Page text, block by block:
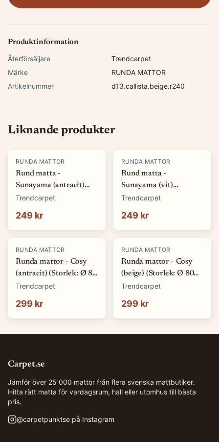
Produktinformation
Återförsäljare
Trendcarpet
Märke
RUNDA MATTOR
Artikelnummer
d13.callista.beige.r240
Liknande produkter
RUNDA MATTOR
Rund matta -
Sunayama (antracit)
(Storlek: Ø 80 cm)
Trendcarpet
249 kr
RUNDA MATTOR
Rund matta -
Sunayama (vit)
(Storlek: Ø 80 cm)
Trendcarpet
249 kr
RUNDA MATTOR
Runda mattor - Cosy
(antracit) (Storlek: Ø 80
cm)
Trendcarpet
299 kr
RUNDA MATTOR
Runda mattor - Cosy
(beige) (Storlek: Ø 80
cm)
Trendcarpet
299 kr
Carpet.se
Jämför över 25 000 mattor från flera svenska mattbutiker.
Hitta rätt matta för vardagsrum, hall eller utomhus till bästa
pris.
@carpetpunktse på Instagram